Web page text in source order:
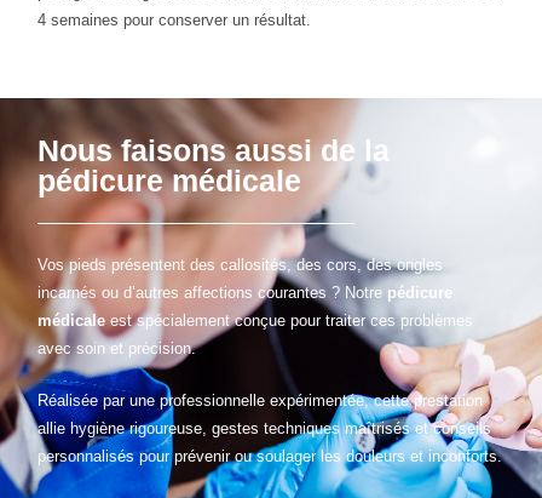
4 semaines pour conserver un résultat.
Nous faisons aussi de la
pédicure médicale
Vos pieds présentent des callosités, des cors, des ongles
incarnés ou d’autres affections courantes ? Notre pédicure
médicaleest spécialement conçue pour traiter ces problèmes
avec soin et précision.
Réalisée par une professionnelle expérimentée, cette prestation
allie hygiène rigoureuse, gestes techniques maîtrisés et conseils
personnalisés pour prévenir ou soulager les douleurs et inconforts.